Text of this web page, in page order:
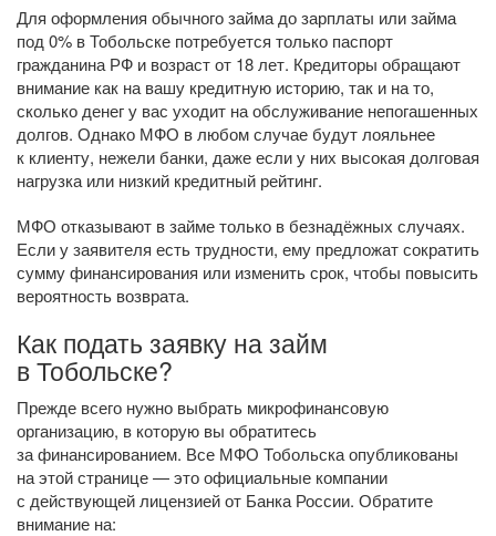
Для оформления обычного займа до зарплаты или займа
под 0% в Тобольске потребуется только паспорт
гражданина РФ и возраст от 18 лет. Кредиторы обращают
внимание как на вашу кредитную историю, так и на то,
сколько денег у вас уходит на обслуживание непогашенных
долгов. Однако МФО в любом случае будут лояльнее
к клиенту, нежели банки, даже если у них высокая долговая
нагрузка или низкий кредитный рейтинг.
МФО отказывают в займе только в безнадёжных случаях.
Если у заявителя есть трудности, ему предложат сократить
сумму финансирования или изменить срок, чтобы повысить
вероятность возврата.
Как подать заявку на займ
в Тобольске?
Прежде всего нужно выбрать микрофинансовую
организацию, в которую вы обратитесь
за финансированием. Все МФО Тобольска опубликованы
на этой странице — это официальные компании
с действующей лицензией от Банка России. Обратите
внимание на: